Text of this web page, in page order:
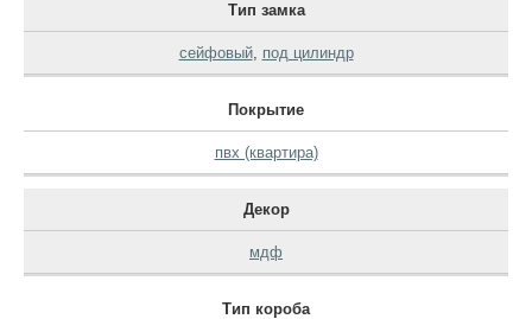
Тип замка
сейфовый, под цилиндр
Покрытие
пвх (квартира)
Декор
мдф
Тип короба